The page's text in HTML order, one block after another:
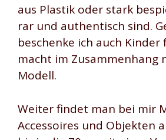
aus Plastik oder stark
rar und authentisch sind.
beschenke ich auch Kinder
macht im Zusammenhang
Modell.
Weiter findet man bei mir
Accessoires und Objekten